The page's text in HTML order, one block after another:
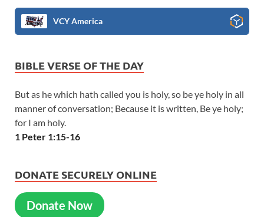
VCY America
BIBLE VERSE OF THE DAY
But as he which hath called you is holy, so be ye holy in all
manner of conversation; Because it is written, Be ye holy;
for I am holy.
1 Peter 1:15-16
DONATE SECURELY ONLINE
Donate Now